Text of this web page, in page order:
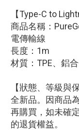
【Type-C to
商品名稱：
電傳輸線
長度：1m
材質：TPE、鋁
【狀態、等級與
全新品。因商品
再購買，如未確
的退貨權益。